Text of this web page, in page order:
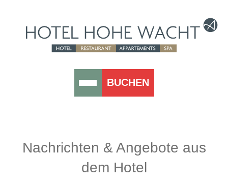
BUCHEN
Nachrichten & Angebote aus
dem Hotel